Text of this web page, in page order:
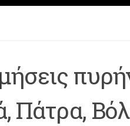
Πάτρα,